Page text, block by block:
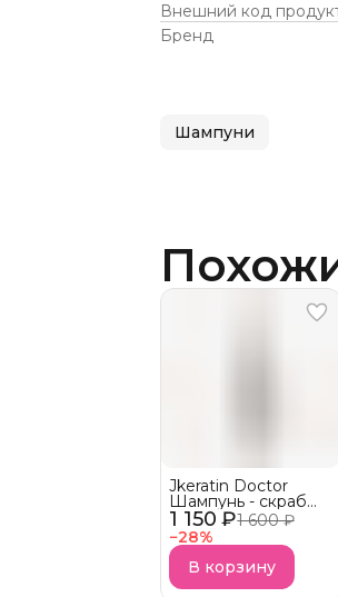
Внешний код
Бренд
Шампуни
1 150 ₽1 600 ₽
−28%
Jkeratin Doctor
Шампунь - скраб
Doctor СКОРО В
НАЛИЧИИ!
В корзину